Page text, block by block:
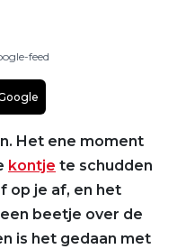
feed
Het ene moment
kontje te schudden
op je af, en het
beetje over de
is het gedaan met